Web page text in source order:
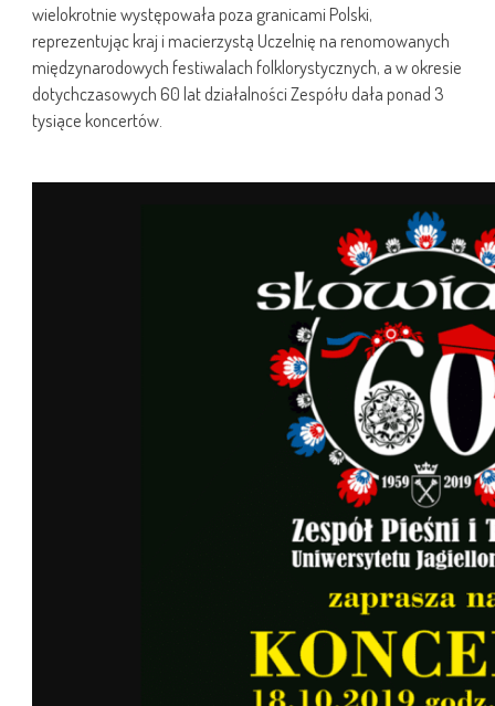
wielokrotnie występowała poza granicami Polski,
reprezentując kraj i macierzystą Uczelnię na renomowanych
międzynarodowych festiwalach folklorystycznych, a w okresie
dotychczasowych 60 lat działalności Zespółu dała ponad 3
tysiące koncertów.